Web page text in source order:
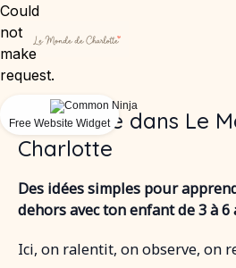
Bienvenue dans Le
Charlotte
Des idées simples pour
dehors avec ton enfant de 3 à 6
Ici, on ralentit, on observe, on
Could
not
make
request.
Free Website Widget